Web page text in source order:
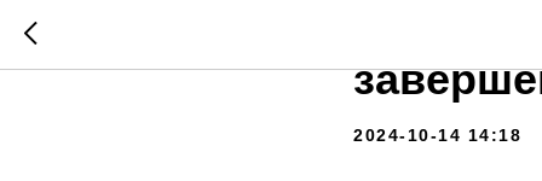
2024-10-14 14:18